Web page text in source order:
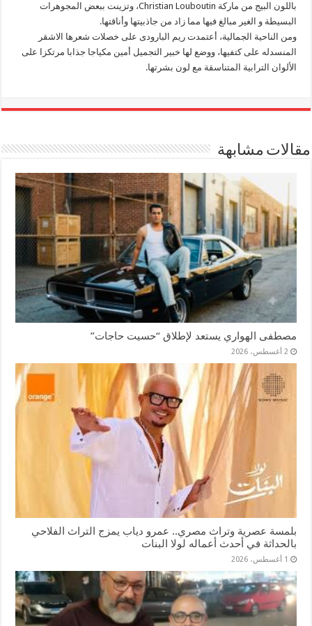
باللون البيج من ماركة Christian Louboutin، وتزينت ببعض المجوهرات
البسيطة و الغير مبالغ فيها مما زاد من جاذبيتها وأناقتها.
ومن الناحية الجمالية، أعتمدت ريم البارودى على خصلات شعرها الاشقر
المنسدله على كتفيها، ووضع لها خبير التجميل أمين مكياجا جذابا مرتكزا على
الألوان الترابية المتناسقة مع لون بشرتها.
مقالات مشابهة
مصطفى الهواري يستعد لإطلاق “حسيت حاجات”
2 أغسطس، 2026
بلمسة عصرية وتراث مصري.. عمرو دياب يمزج التراث الفلاحي
بالحداثة في أحدث أعماله لولا البنات
1 أغسطس، 2026